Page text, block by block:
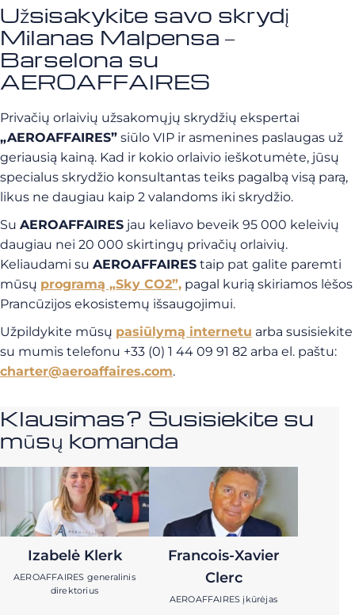
Užsisakykite savo skrydį
Milanas Malpensa –
Barselona su
AEROAFFAIRES
Privačių orlaivių užsakomųjų skrydžių ekspertai
„AEROAFFAIRES” siūlo VIP ir asmenines paslaugas už
geriausią kainą. Kad ir kokio orlaivio ieškotumėte, jūsų
specialus skrydžio konsultantas teiks pagalbą visą parą,
likus ne daugiau kaip 2 valandoms iki skrydžio.
Su AEROAFFAIRES jau keliavo beveik 95 000 keleivių
daugiau nei 20 000 skirtingų privačių orlaivių.
Keliaudami su AEROAFFAIRES taip pat galite paremti
mūsų programą „Sky CO2”, pagal kurią skiriamos lėšos
Prancūzijos ekosistemų išsaugojimui.
Užpildykite mūsų pasiūlymą internetu arba susisiekite
su mumis telefonu +33 (0) 1 44 09 91 82 arba el. paštu:
charter@aeroaffaires.com.
Klausimas? Susisiekite su
mūsų komanda
Izabelė Klerk
AEROAFFAIRES generalinis
direktorius
Francois-Xavier
Clerc
AEROAFFAIRES įkūrėjas